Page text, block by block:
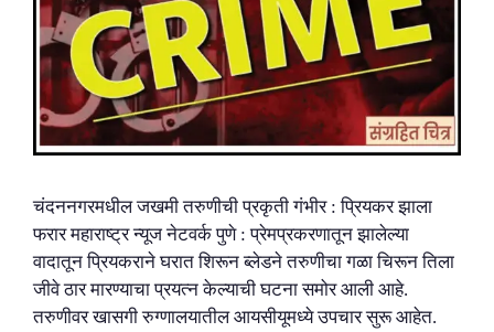
चंदननगरमधील जखमी तरुणीची प्रकृती गंभीर : प्रियकर झाला
फरार महाराष्ट्र न्यूज नेटवर्क पुणे : प्रेमप्रकरणातून झालेल्या
वादातून प्रियकराने घरात शिरून ब्लेडने तरुणीचा गळा चिरून तिला
जीवे ठार मारण्याचा प्रयत्न केल्याची घटना समोर आली आहे.
तरुणीवर खासगी रुग्णालयातील आयसीयूमध्ये उपचार सुरू आहेत.